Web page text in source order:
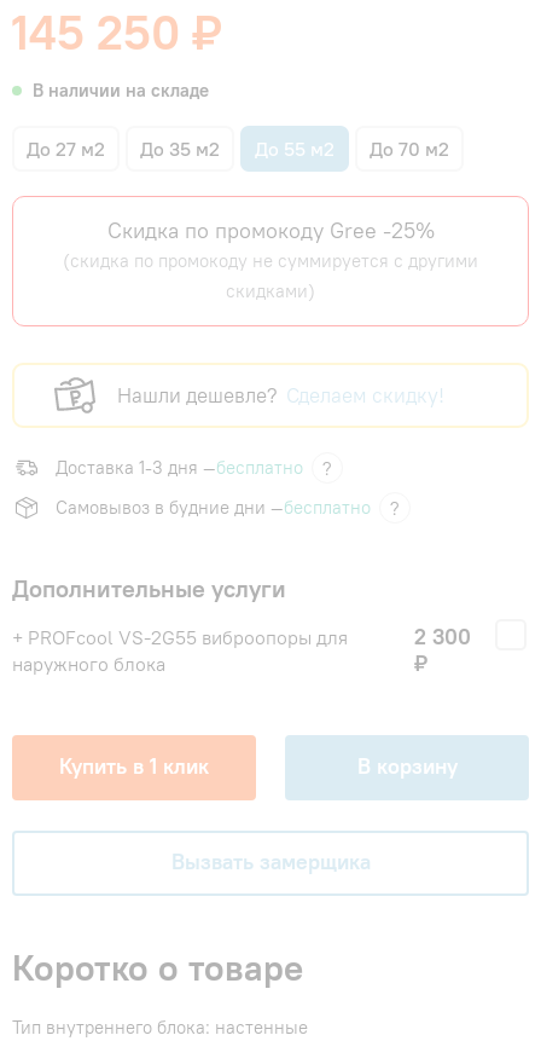
145 250 ₽
В наличии на складе
До 27 м2 До 35 м2 До 55 м2 До 70 м2
Скидка по промокоду Gree -25%
(скидка по промокоду не суммируется с другими
скидками)
Нашли дешевле? Сделаем скидку!
Доставка 1-3 дня —бесплатно
?
Самовывоз в будние дни —бесплатно ?
Дополнительные услуги
+ PROFcool VS-2G55 виброопоры для
наружного блока
2 300
₽
Купить в 1 клик В корзину
Вызвать замерщика
Коротко о товаре
Тип внутреннего блока: настенные